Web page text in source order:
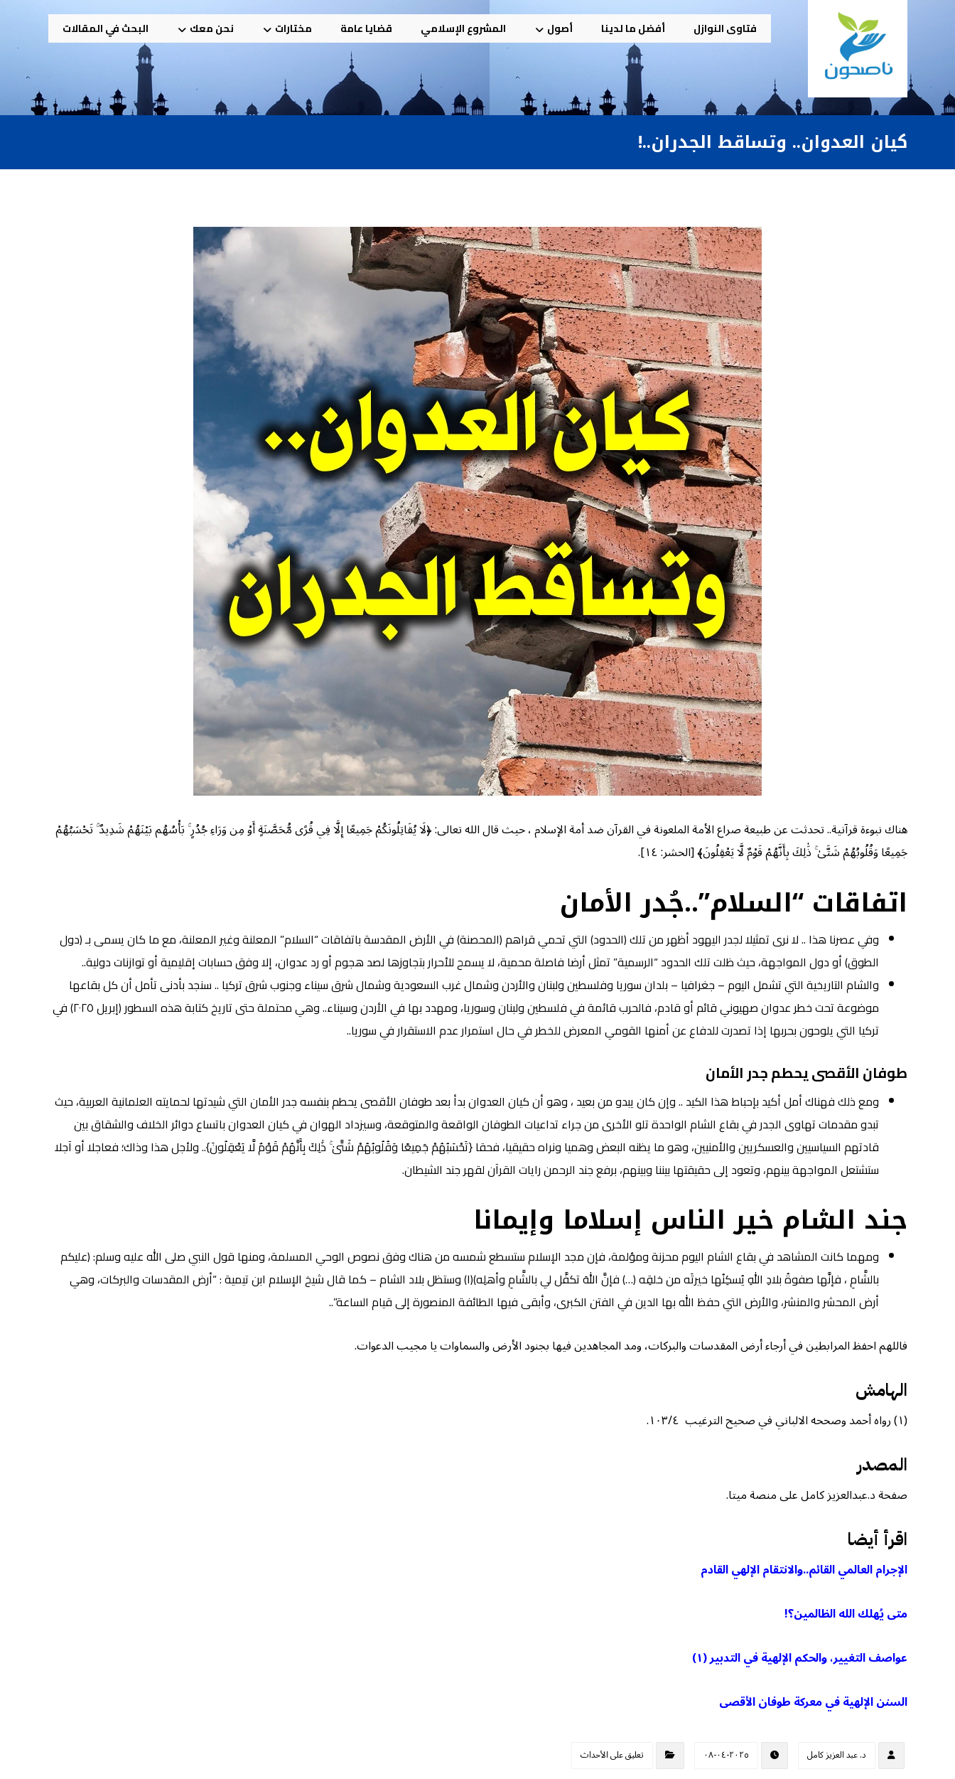
فتاوى النوازل أفضل ما لدينا أصول المشروع الإسلامي قضايا عامة مختارات نحن معك البحث في المقالات
كيان العدوان.. وتساقط الجدران..!
هناك نبوءة قرآنية.. تحدثت عن طبيعة صراع الأمة الملعونة في القرآن ضد أمة الإسلام ، حيث قال الله تعالى: ﴿لَا يُقَاتِلُونَكُمْ جَمِيعًا إِلَّا فِي قُرًى مُّحَصَّنَةٍ أَوْ مِن وَرَاءِ جُدُرٍ ۚ بَأْسُهُم بَيْنَهُمْ شَدِيدٌ ۚ تَحْسَبُهُمْ
جَمِيعًا وَقُلُوبُهُمْ شَتَّىٰ ۚ ذَٰلِكَ بِأَنَّهُمْ قَوْمٌ لَّا يَعْقِلُونَ﴾ [الحشر: ١٤].
اتفاقات “السلام”..جُدر الأمان
وفي عصرنا هذا .. لا نرى تمثيلا لجدر اليهود أظهر من تلك (الحدود) التي تحمي قراهم (المحصنة) في الأرض المقدسة باتفاقات “السلام” المعلنة وغير المعلنة، مع ما كان يسمى بـ (دول
الطوق) أو دول المواجهة، حيث ظلت تلك الحدود “الرسمية” تمثل أرضا فاصلة محمية، لا يسمح للأحرار بتجاوزها لصد هجوم أو رد عدوان، إلا وفق حسابات إقليمية أو توازنات دولية..
والشام التاريخية التي تشمل اليوم – جغرافيا – بلدان سوريا وفلسطين ولبنان والأردن وشمال غرب السعودية وشمال شرق سيناء وجنوب شرق تركيا .. سنجد بأدنى تأمل أن كل بقاعها
موضوعة تحت خطر عدوان صهيوني قائم أو قادم، فالحرب قائمة في فلسطين ولبنان وسوريا، ومهدد بها في الأردن وسيناء.. وهي محتملة حتى تاريخ كتابة هذه السطور (إبريل ٢٠٢٥) في
تركيا التي يلوحون بحربها إذا تصدرت للدفاع عن أمنها القومي المعرض للخطر في حال استمرار عدم الاستقرار في سوريا..
طوفان الأقصى يحطم جدر الأمان
ومع ذلك فهناك أمل أكيد بإحباط هذا الكيد .. وإن كان يبدو من بعيد ، وهو أن كيان العدوان بدأ بعد طوفان الأقصى يحطم بنفسه جدر الأمان التي شيدتها لحمايته العلمانية العربية، حيث
تبدو مقدمات تهاوى الجدر في بقاع الشام الواحدة تلو الأخرى من جراء تداعيات الطوفان الواقعة والمتوقعة، وسيزداد الهوان في كيان العدوان باتساع دوائر الخلاف والشقاق بين
قادتهم السياسيين والعسكريين والأمنيين، وهو ما يظنه البعض وهميا ونراه حقيقيا، فحقا {تَحْسَبُهُمْ جَمِيعًا وَقُلُوبُهُمْ شَتَّىٰ ۚ ذَٰلِكَ بِأَنَّهُمْ قَوْمٌ لَّا يَعْقِلُونَ}.. ولأجل هذا وذاك؛ فعاجلا أو آجلا
ستشتعل المواجهة بينهم، وتعود إلى حقيقتها بيننا وبينهم، برفع جند الرحمن رايات القرآن لقهر جند الشيطان.
جند الشام خير الناس إسلاما وإيمانا
ومهما كانت المشاهد في بقاع الشام اليوم محزنة ومؤلمة، فإن مجد الإسلام ستسطع شمسه من هناك وفق نصوص الوحي المسلمة، ومنها قول النبي صلى الله عليه وسلم: (عليكم
بالشَّامِ ، فإنَّها صفوةُ بلادِ اللهِ يُسكِنُها خيرتَه من خلقِه (…) فإنَّ اللهَ تكفَّل لي بالشَّامِ وأهلِه)(١) وستظل بلاد الشام – كما قال شيخ الإسلام ابن تيمية : “أرض المقدسات والبركات، وهي
أرض المحشر والمنشر، والأرض التي حفظ الله بها الدين في الفتن الكبرى، وأبقى فيها الطائفة المنصورة إلى قيام الساعة”..
فاللهم احفظ المرابطين في أرجاء أرض المقدسات والبركات، ومد المجاهدين فيها بجنود الأرض والسماوات يا مجيب الدعوات.
الهامش
(١) رواه أحمد وصححه الالباني في صحيح الترغيب ١٠٣/٤.
المصدر
صفحة د.عبدالعزيز كامل على منصة ميتا.
اقرأ أيضا
الإجرام العالمي القائم..والانتقام الإلهي القادم
متى يُهلك الله الظالمين؟!
عواصف التغيير، والحكم الإلهية في التدبير (١)
السنن الإلهية في معركة طوفان الأقصى
د. عبد العزيز كامل ٢٠٢٥-٠٤-٠٨ تعليق على الأحداث